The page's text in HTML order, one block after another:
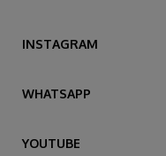
INSTAGRAM
WHATSAPP
YOUTUBE